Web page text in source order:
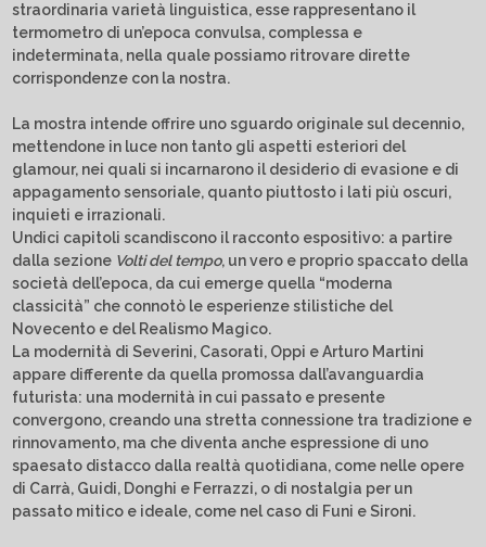
straordinaria varietà linguistica, esse rappresentano il
termometro di un’epoca convulsa, complessa e
indeterminata, nella quale possiamo ritrovare dirette
corrispondenze con la nostra.
La mostra intende offrire uno sguardo originale sul decennio,
mettendone in luce non tanto gli aspetti esteriori del
glamour, nei quali si incarnarono il desiderio di evasione e di
appagamento sensoriale, quanto piuttosto i lati più oscuri,
inquieti e irrazionali.
Undici capitoli scandiscono il racconto espositivo: a partire
dalla sezione Volti del tempo, un vero e proprio spaccato della
società dell’epoca, da cui emerge quella “moderna
classicità” che connotò le esperienze stilistiche del
Novecento e del Realismo Magico.
La modernità di Severini, Casorati, Oppi e Arturo Martini
appare differente da quella promossa dall’avanguardia
futurista: una modernità in cui passato e presente
convergono, creando una stretta connessione tra tradizione e
rinnovamento, ma che diventa anche espressione di uno
spaesato distacco dalla realtà quotidiana, come nelle opere
di Carrà, Guidi, Donghi e Ferrazzi, o di nostalgia per un
passato mitico e ideale, come nel caso di Funi e Sironi.